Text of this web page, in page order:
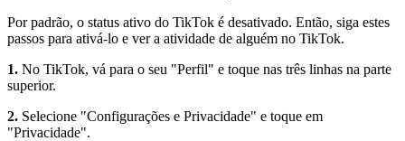
Por padrão, o status ativo do TikTok é desativado. Então, siga estes
passos para ativá-lo e ver a atividade de alguém no TikTok.
1. No TikTok, vá para o seu "Perfil" e toque nas três linhas na parte
superior.
2. Selecione "Configurações e Privacidade" e toque em
"Privacidade".